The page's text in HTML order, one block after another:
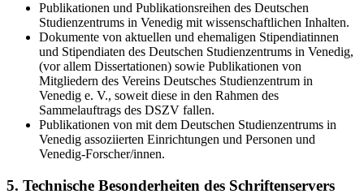
Publikationen und Publikationsreihen des Deutschen
Studienzentrums in Venedig mit wissenschaftlichen Inhalten.
Dokumente von aktuellen und ehemaligen Stipendiatinnen
und Stipendiaten des Deutschen Studienzentrums in Venedig,
(vor allem Dissertationen) sowie Publikationen von
Mitgliedern des Vereins Deutsches Studienzentrum in
Venedig e. V., soweit diese in den Rahmen des
Sammelauftrags des DSZV fallen.
Publikationen von mit dem Deutschen Studienzentrums in
Venedig assoziierten Einrichtungen und Personen und
Venedig-Forscher/innen.
5. Technische Besonderheiten des Schriftenservers